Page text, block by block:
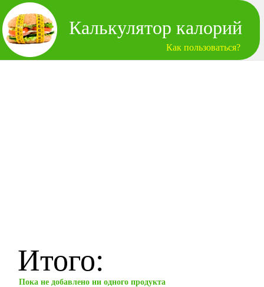
Калькулятор калорий
Как пользоваться?
Итого:
Пока не добавлено ни одного продукта